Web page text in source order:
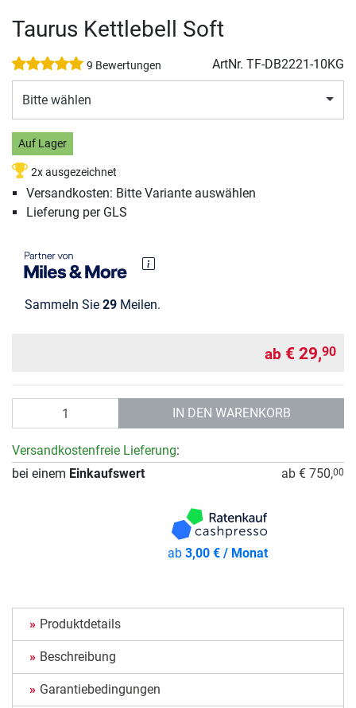
Taurus Kettlebell Soft
9 Bewertungen ArtNr. TF-DB2221-10KG
Bitte wählen
Auf Lager
2x ausgezeichnet
Versandkosten: Bitte Variante auswählen
Lieferung per GLS
Sammeln Sie 29 Meilen.
ab € 29,90
IN DEN WARENKORB
Versandkostenfreie Lieferung:
bei einem Einkaufswert ab € 750,00
ab3,00 € / Monat
Produktdetails
Beschreibung
Garantiebedingungen